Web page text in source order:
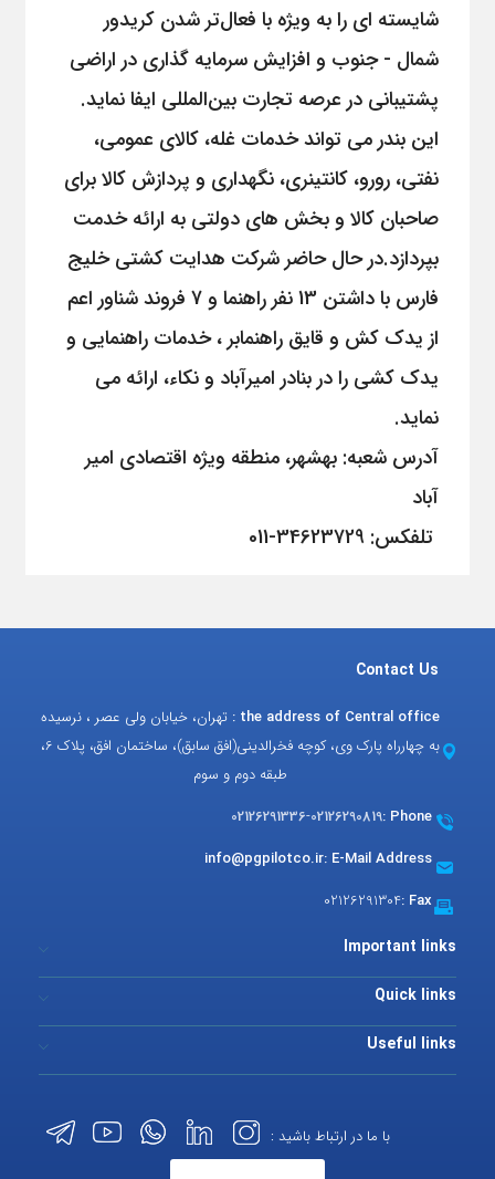
شایسته ای را به ویژه با فعال‌تر شدن کریدور
شمال - جنوب و افزایش سرمایه گذاری در اراضی
پشتیبانی در عرصه تجارت بین‌المللى ایفا نماید.
این بندر می تواند خدمات غله، کالای عمومی،
نفتی، رورو، کانتینری، نگهداری و پردازش کالا برای
صاحبان کالا و بخش های دولتی به ارائه خدمت
بپردازد.در حال حاضر شرکت هدایت کشتی خلیج
فارس با داشتن 13 نفر راهنما و 7 فروند شناور اعم
از یدک کش و قایق راهنمابر ، خدمات راهنمایی و
یدک کشی را در بنادر امیرآباد و نکاء، ارائه می
نماید.
آدرس شعبه: بهشهر، منطقه ویژه اقتصادی امیر
آباد
تلفکس: 34623729-011
Contact Us
the address of Central office : تهران، خیابان ولی عصر ، نرسیده
به چهارراه پارک وی، کوچه فخرالدینی(افق سابق)، ساختمان افق، پلاک 6،
طبقه دوم و سوم
Phone :
02126290819
-
02126291336
E-Mail Address :
info@pgpilotco.ir
Fax :
02126291304
Important links
Quick links
Useful links
با ما در ارتباط باشید :